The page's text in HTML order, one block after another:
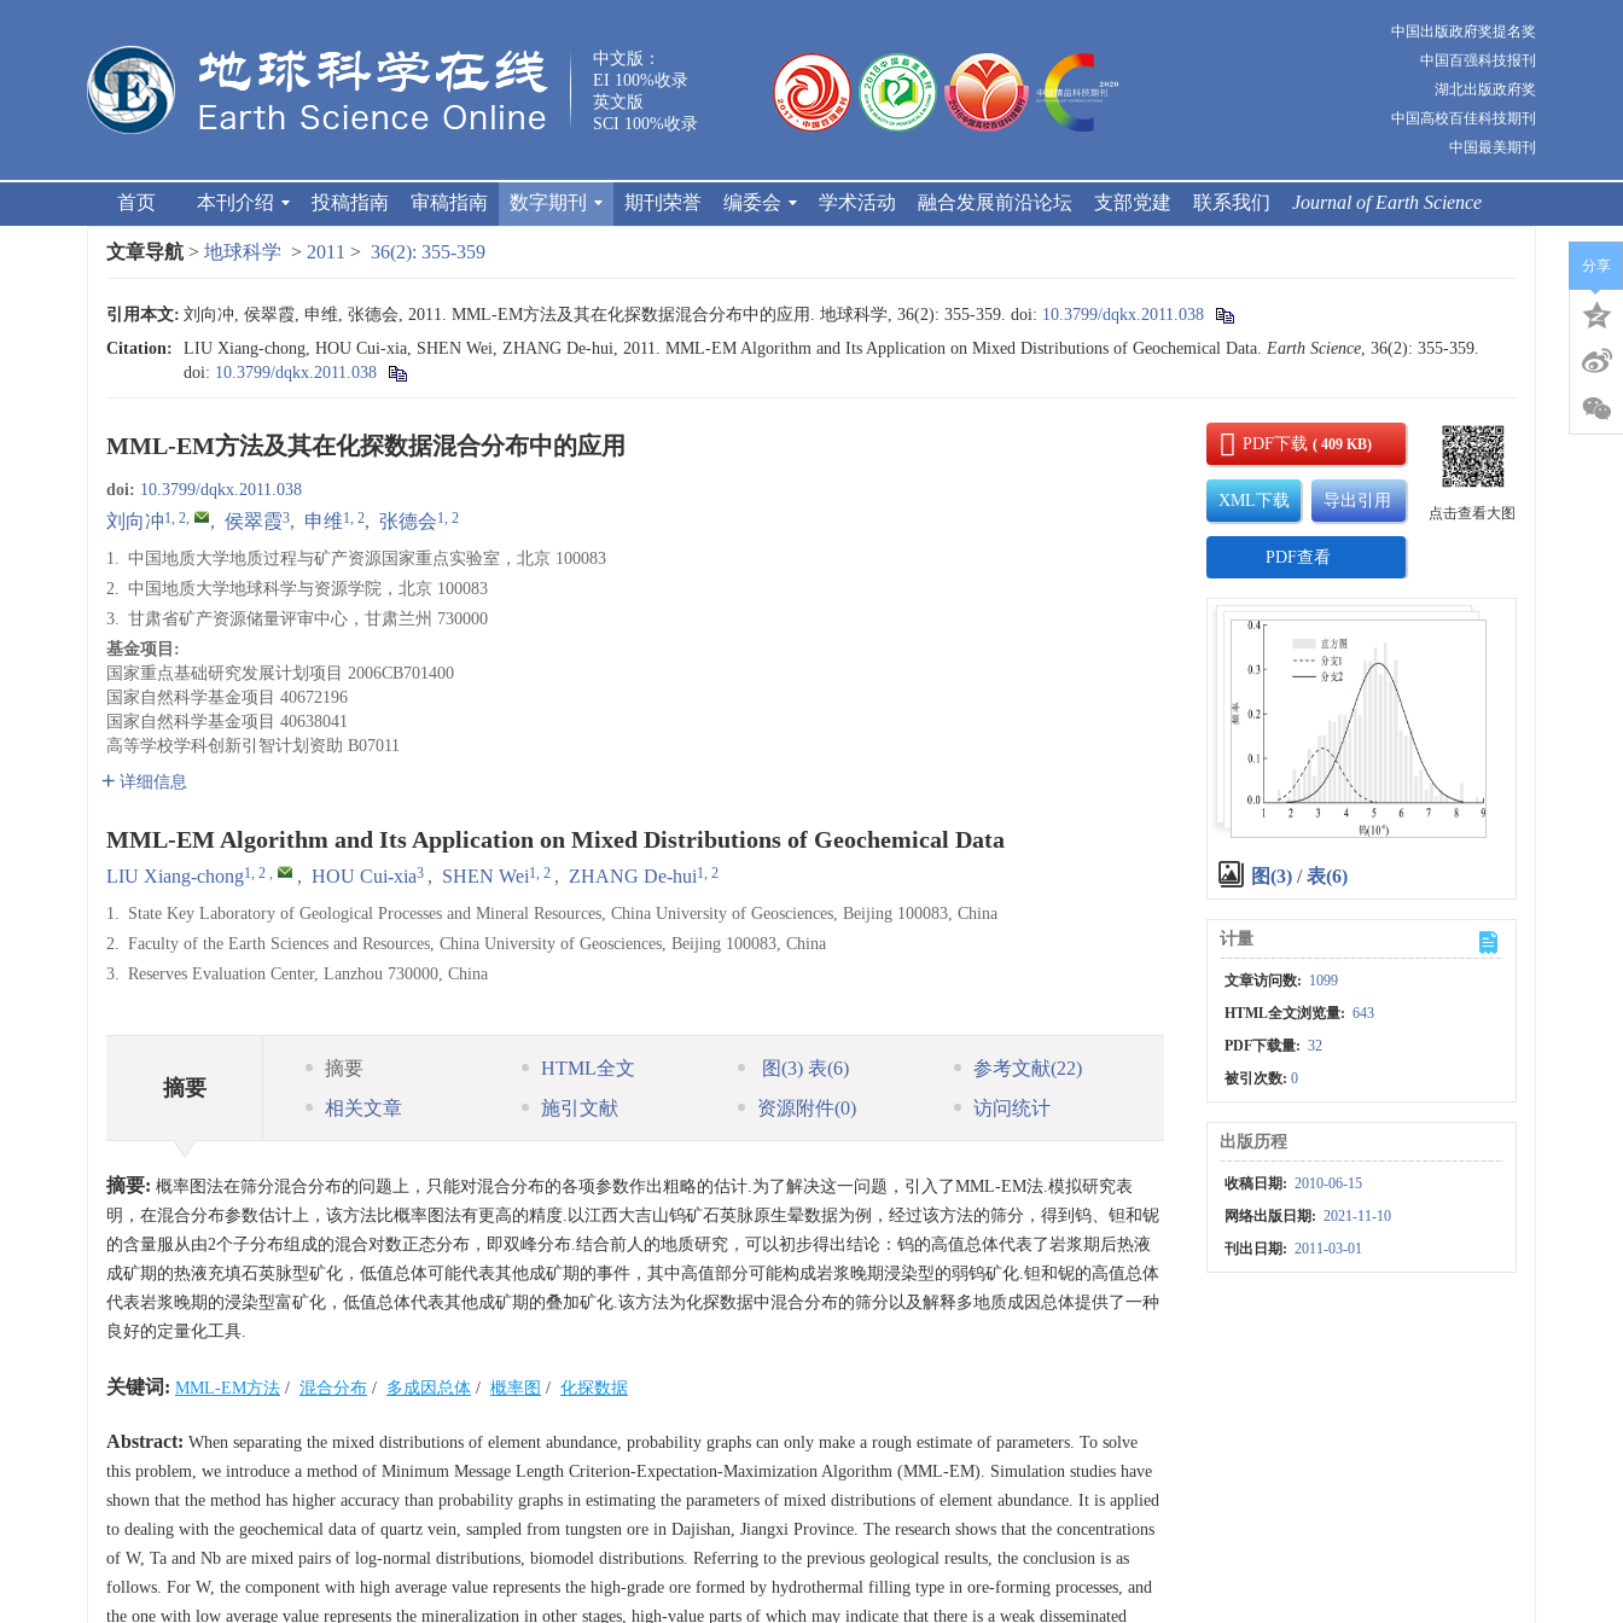
中文版：
EI 100%收录
英文版
SCI 100%收录
中国出版政府奖提名奖
中国百强科技报刊
湖北出版政府奖
中国高校百佳科技期刊
中国最美期刊
首页 本刊介绍 投稿指南 审稿指南 数字期刊 期刊荣誉 编委会 学术活动 融合发展前沿论坛 支部党建 联系我们 Journal of Earth Science
文章导航 > 地球科学 > 2011 > 36(2): 355-359
引用本文: 刘向冲, 侯翠霞, 申维, 张德会, 2011. MML-EM方法及其在化探数据混合分布中的应用. 地球科学, 36(2): 355-359. doi: 10.3799/dqkx.2011.038
Citation:
LIU Xiang-chong, HOU Cui-xia, SHEN Wei, ZHANG De-hui, 2011. MML-EM Algorithm and Its Application on Mixed Distributions of Geochemical Data. Earth Science, 36(2): 355-359.
doi: 10.3799/dqkx.2011.038
MML-EM方法及其在化探数据混合分布中的应用
doi: 10.3799/dqkx.2011.038
刘向冲1, 2, , 侯翠霞3, 申维1, 2, 张德会1, 2
1. 中国地质大学地质过程与矿产资源国家重点实验室，北京 100083
2. 中国地质大学地球科学与资源学院，北京 100083
3. 甘肃省矿产资源储量评审中心，甘肃兰州 730000
基金项目:
国家重点基础研究发展计划项目 2006CB701400
国家自然科学基金项目 40672196
国家自然科学基金项目 40638041
高等学校学科创新引智计划资助 B07011
详细信息
MML-EM Algorithm and Its Application on Mixed Distributions of Geochemical Data
LIU Xiang-chong1, 2 , , HOU Cui-xia3 , SHEN Wei1, 2 , ZHANG De-hui1, 2
1. State Key Laboratory of Geological Processes and Mineral Resources, China University of Geosciences, Beijing 100083, China
2. Faculty of the Earth Sciences and Resources, China University of Geosciences, Beijing 100083, China
3. Reserves Evaluation Center, Lanzhou 730000, China
摘要
摘要 HTML全文 图(3) 表(6) 参考文献(22)
相关文章
施引文献 资源附件(0) 访问统计
摘要: 概率图法在筛分混合分布的问题上，只能对混合分布的各项参数作出粗略的估计.为了解决这一问题，引入了MML-EM法.模拟研究表
明，在混合分布参数估计上，该方法比概率图法有更高的精度.以江西大吉山钨矿石英脉原生晕数据为例，经过该方法的筛分，得到钨、钽和铌
的含量服从由2个子分布组成的混合对数正态分布，即双峰分布.结合前人的地质研究，可以初步得出结论：钨的高值总体代表了岩浆期后热液
成矿期的热液充填石英脉型矿化，低值总体可能代表其他成矿期的事件，其中高值部分可能构成岩浆晚期浸染型的弱钨矿化.钽和铌的高值总体
代表岩浆晚期的浸染型富矿化，低值总体代表其他成矿期的叠加矿化.该方法为化探数据中混合分布的筛分以及解释多地质成因总体提供了一种
良好的定量化工具.
关键词: MML-EM方法 / 混合分布 / 多成因总体 / 概率图 / 化探数据
Abstract: When separating the mixed distributions of element abundance, probability graphs can only make a rough estimate of parameters. To solve
this problem, we introduce a method of Minimum Message Length Criterion-Expectation-Maximization Algorithm (MML-EM). Simulation studies have
shown that the method has higher accuracy than probability graphs in estimating the parameters of mixed distributions of element abundance. It is applied
to dealing with the geochemical data of quartz vein, sampled from tungsten ore in Dajishan, Jiangxi Province. The research shows that the concentrations
of W, Ta and Nb are mixed pairs of log-normal distributions, biomodel distributions. Referring to the previous geological results, the conclusion is as
follows. For W, the component with high average value represents the high-grade ore formed by hydrothermal filling type in ore-forming processes, and
the one with low average value represents the mineralization in other stages, high-value parts of which may indicate that there is a weak disseminated
PDF下载( 409 KB)
XML下载 导出引用
PDF查看
点击查看大图
图(3) /表(6)
计量
文章访问数: 1099
HTML全文浏览量: 643
PDF下载量: 32
被引次数:0
出版历程
收稿日期: 2010-06-15
网络出版日期: 2021-11-10
刊出日期: 2011-03-01
分享